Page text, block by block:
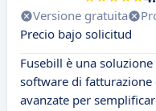
Versione gratuita
Precio bajo solicitud
Fusebill è una
software di
avanzate per